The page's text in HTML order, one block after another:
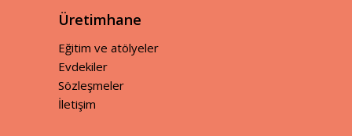
Üretimhane
Eğitim ve atölyeler
Evdekiler
Sözleşmeler
İletişim